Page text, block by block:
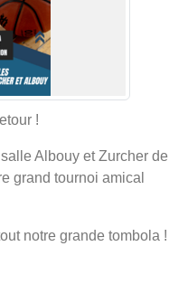
!
Albouy et Zurcher de
grand tournoi amical
notre grande tombola !